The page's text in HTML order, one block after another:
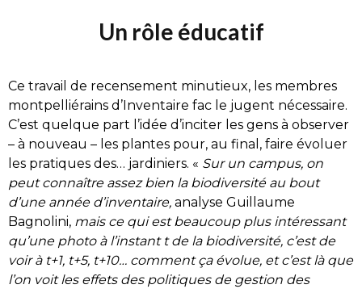
Un rôle éducatif
Ce travail de recensement minutieux, les membres
montpelliérains d’Inventaire fac le jugent nécessaire.
C’est quelque part l’idée d’inciter les gens à observer
– à nouveau – les plantes pour, au final, faire évoluer
les pratiques des… jardiniers. « Sur un campus, on
peut connaître assez bien la biodiversité au bout
d’une année d’inventaire, analyse Guillaume
Bagnolini, mais ce qui est beaucoup plus intéressant
qu’une photo à l’instant t de la biodiversité, c’est de
voir à t+1, t+5, t+10… comment ça évolue, et c’est là que
l’on voit les effets des politiques de gestion des